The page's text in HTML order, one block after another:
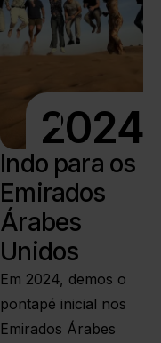
Indo para os
Emirados
Árabes
Unidos
Em 2024, demos o
pontapé inicial nos
Emirados Árabes
2024